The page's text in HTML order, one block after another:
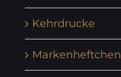
Kehrdrucke
Markenheftchen